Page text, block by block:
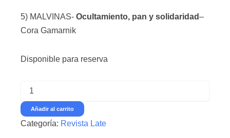
5) MALVINAS- Ocultamiento, pan y solidaridad–
Cora Gamarnik
Disponible para reserva
Revista
rutina
de
la
Añadir al carrito
Categoría: Revista Late